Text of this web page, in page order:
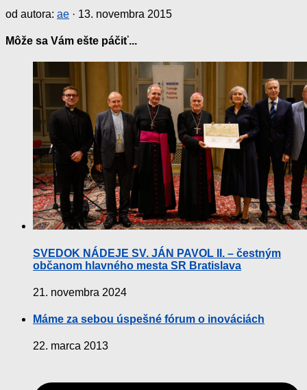
od autora: ae · 13. novembra 2015
Môže sa Vám ešte páčiť...
SVEDOK NÁDEJE SV. JÁN PAVOL II. – čestným
občanom hlavného mesta SR Bratislava
21. novembra 2024
Máme za sebou úspešné fórum o inováciách
22. marca 2013